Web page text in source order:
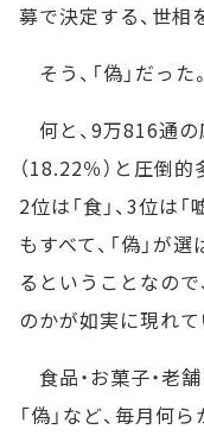
募で決定する、世相
そう、「偽」だった。
何と、9万816通の
（18.22％）と圧倒
2位は「食」、3位は
もすべて、「偽」が
るということなので
のかが如実に現れて
食品・お菓子・老
「偽」など、毎月何